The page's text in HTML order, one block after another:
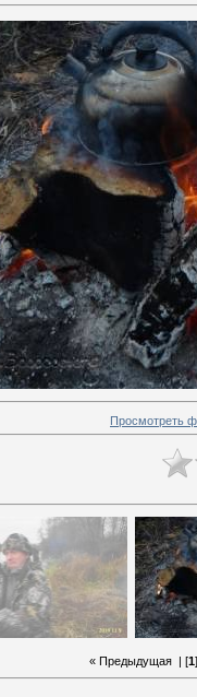
Просмотреть
« Предыдущая| [1